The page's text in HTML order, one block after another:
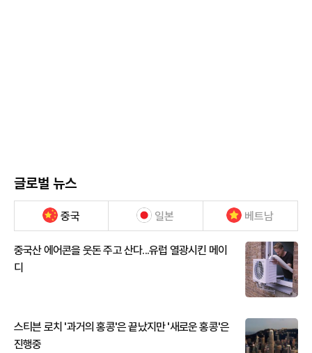
글로벌 뉴스
중국 일본 베트남
중국산 에어콘을 웃돈 주고 산다...유럽 열광시킨 메이
디
스티븐 로치 '과거의 홍콩'은 끝났지만 '새로운 홍콩'은
진행중